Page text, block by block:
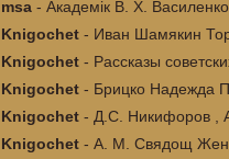
msa -Академік В. Х.
Knigochet - Иван Шамякин
Knigochet - Рассказы
Knigochet - Брицко Надежда
...
Knigochet - Д.С. Никифоров ,
Дипломати...
Knigochet -А. М. Свядощ